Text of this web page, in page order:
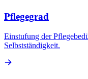
Pflegegrad
Einstufung der
Selbstständigkeit.